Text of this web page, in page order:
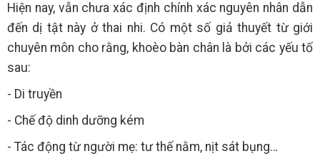
Hiện nay, vẫn chưa xác định chính xác nguyên nhân dẫn
đến dị tật này ở thai nhi. Có một số giả thuyết từ giới
chuyên môn cho rằng, khoèo bàn chân là bởi các yếu tố
sau:
- Di truyền
- Chế độ dinh dưỡng kém
- Tác động từ người mẹ: tư thế nằm, nịt sát bụng…